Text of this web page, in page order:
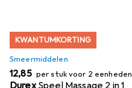
KWANTUMKORTING
Smeermiddelen
EUR
12,85 per stuk voor 2 eenheden
Durex Speel Massage 2 in 1